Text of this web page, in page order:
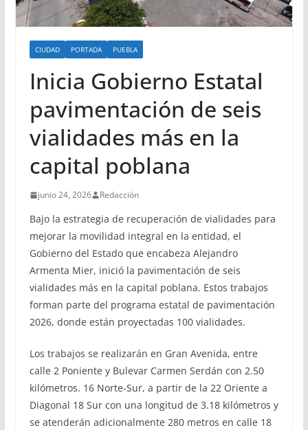
CIUDAD PORTADA PUEBLA
Inicia Gobierno Estatal
pavimentación de seis
vialidades más en la
capital poblana
junio 24, 2026 Redacción
Bajo la estrategia de recuperación de vialidades para
mejorar la movilidad integral en la entidad, el
Gobierno del Estado que encabeza Alejandro
Armenta Mier, inició la pavimentación de seis
vialidades más en la capital poblana. Estos trabajos
forman parte del programa estatal de pavimentación
2026, donde están proyectadas 100 vialidades.
Los trabajos se realizarán en Gran Avenida, entre
calle 2 Poniente y Bulevar Carmen Serdán con 2.50
kilómetros. 16 Norte-Sur, a partir de la 22 Oriente a
Diagonal 18 Sur con una longitud de 3.18 kilómetros y
se atenderán adicionalmente 280 metros en calle 18